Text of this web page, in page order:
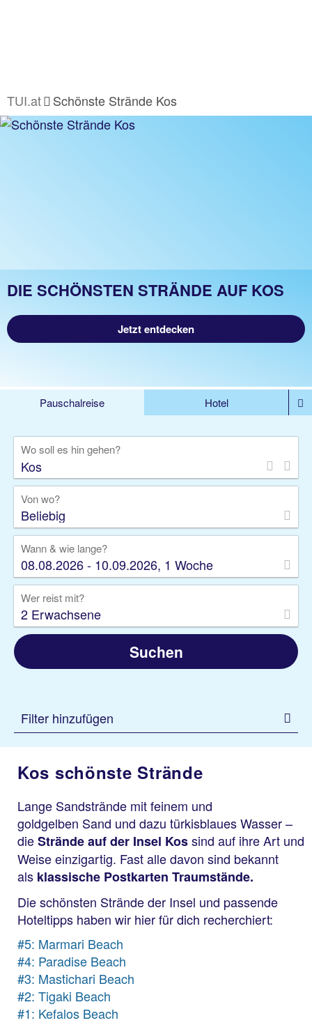
TUI.at Schönste Strände Kos
DIE SCHÖNSTEN STRÄNDE AUF KOS
Jetzt entdecken
Pauschalreise
Hotel
Rundreise
Kreuzfahrt
Gruppenreise
Camper Privattransfer
Wo soll es hin gehen?
Von wo?
Beliebig
Wann & wie lange?
08.08.2026 - 10.09.2026, 1 Woche
Wer reist mit?
2 Erwachsene
Suchen
Filter hinzufügen
Kos schönste Strände
Lange Sandstrände mit feinem und
goldgelben Sand und dazu türkisblaues Wasser –
dieStrände auf der Insel Kossind auf ihre Art und
Weise einzigartig. Fast alle davon sind bekannt
als klassische Postkarten Traumstände.
Die schönsten Strände der Insel und passende
Hoteltipps haben wir hier für dich recherchiert:
#5: Marmari Beach
#4: Paradise Beach
#3: Mastichari Beach
#2: Tigaki Beach
#1: Kefalos Beach